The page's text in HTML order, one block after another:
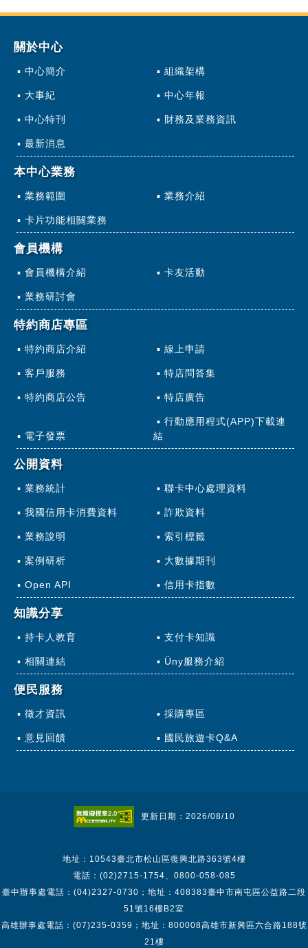
關於中心
中心簡介 組織架構
大事紀 中心年報
中心特刊 財務及業務資訊
最新消息
本中心業務
業務範圍 業務介紹
卡片功能相關業務
會員機構
會員機構介紹 卡友活動
業務研討會
特約商店專區
特約商店介紹 線上申請
客戶服務 特店問答集
特約商店公告 特店廣告
電子發票
行動應用程式(APP)下載連
結
公開資料
業務統計 聯卡中心處理資料
我國信用卡消費資料 詐欺資料
業務說明 索引標籤
案例研析 大數據期刊
Open API 信用卡指數
知識分享
持卡人教育 支付卡知識
相關連結 Üny服務介紹
便民服務
徵才資訊 採購專區
意見回饋 國民旅遊卡Q&A
更新日期：2026/08/10
地址：10543臺北市松山區復興北路363號4樓
電話：(02)2715-1754、0800-058-085
臺中辦事處電話：(04)2327-0730；地址：408383臺中市南屯區公益路二段
51號16樓B2室
高雄辦事處電話：(07)235-0359；地址：800008高雄市新興區六合路188號
21樓